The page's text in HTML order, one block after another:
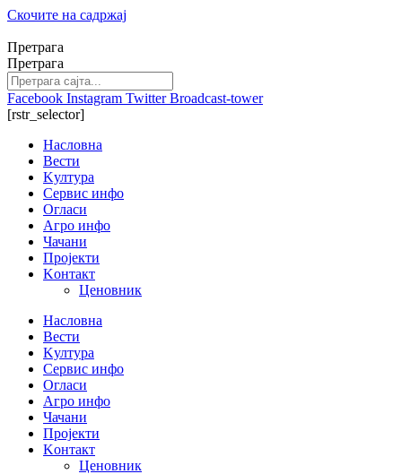
Скочите на садржај
Претрага
Претрага
Facebook Instagram Twitter Broadcast-tower
[rstr_selector]
Насловна
Вести
Kултура
Сервис инфо
Огласи
Агро инфо
Чачани
Пројекти
Kонтакт
Ценовник
Насловна
Вести
Kултура
Сервис инфо
Огласи
Агро инфо
Чачани
Пројекти
Kонтакт
Ценовник